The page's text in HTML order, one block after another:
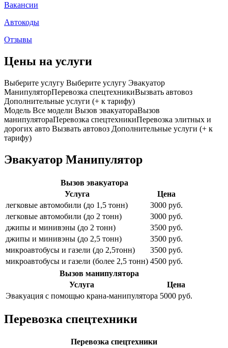
Вакансии
Автокоды
Отзывы
Цены на услуги
Выберите услугу Выберите услугу Эвакуатор
МанипуляторПеревозка спецтехникиВызвать автовоз
Дополнительные услуги (+ к тарифу)
Модель Все модели Вызов эвакуатораВызов
манипулятораПеревозка спецтехникиПеревозка элитных и
дорогих авто Вызвать автовоз Дополнительные услуги (+ к
тарифу)
Эвакуатор Манипулятор
Вызов эвакуатора
Услуга
Цена
легковые автомобили (до 1,5 тонн)
3000 руб.
легковые автомобили (до 2 тонн)
3000 руб.
джипы и минивэны (до 2 тонн)
3500 руб.
джипы и минивэны (до 2,5 тонн)
3500 руб.
микроавтобусы и газели (до 2,5тонн)
3500 руб.
микроавтобусы и газели (более 2,5 тонн) 4500 руб.
Вызов манипулятора
Услуга
Цена
Эвакуация с помощью крана-манипулятора 5000 руб.
Перевозка спецтехники
Перевозка спецтехники